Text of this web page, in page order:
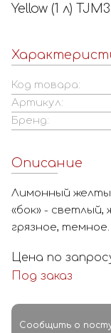
Yellow (1 л)
Код товара:
Артикул:
Бренд:
Описание
Лимонный
«бок» -
грязное, темное.
Цена по
Под заказ
Сообщить о